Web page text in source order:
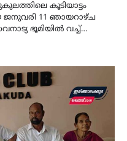
കൂടിയാട്ടം
ജനുവരി 11 ഞായറാഴ്ച
ഭൂമിയിൽ വച്ച്…